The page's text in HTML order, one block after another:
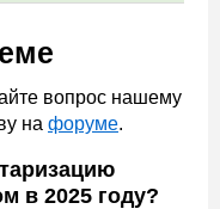
вопрос нашему
на форуме.
в 2025 году?